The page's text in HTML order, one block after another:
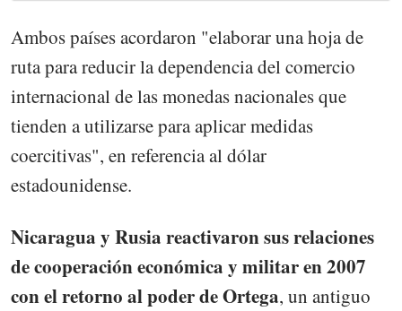
Ambos países acordaron "elaborar una hoja de
ruta para reducir la dependencia del comercio
internacional de las monedas nacionales que
tienden a utilizarse para aplicar medidas
coercitivas", en referencia al dólar
estadounidense.
Nicaragua y Rusia reactivaron sus relaciones
de cooperación económica y militar en 2007
con el retorno al poder de Ortega, un antiguo